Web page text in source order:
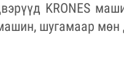
KRONES
машин, шугамаар